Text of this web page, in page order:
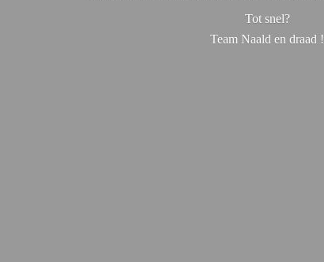
Tot snel?
Team Naald en draad !